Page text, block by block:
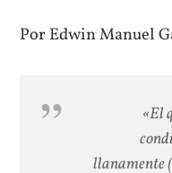
Por Edwin Manuel
«El
llanamente